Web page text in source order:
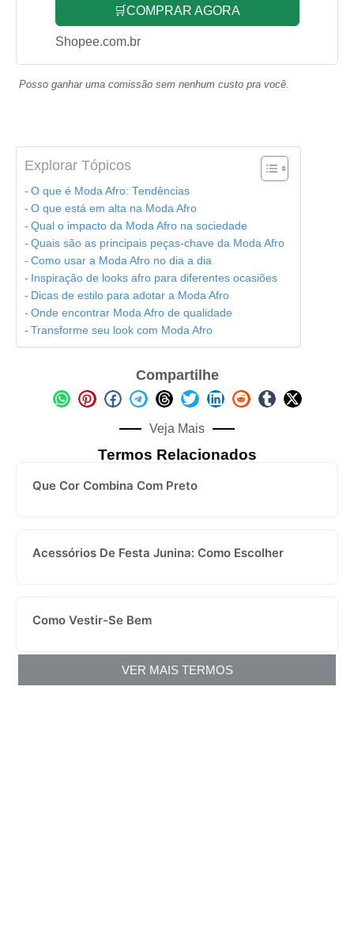
🛒COMPRAR AGORA
Shopee.com.br
Posso ganhar uma comissão sem nenhum custo pra você.
Explorar Tópicos
O que é Moda Afro: Tendências
O que está em alta na Moda Afro
Qual o impacto da Moda Afro na sociedade
Quais são as principais peças-chave da Moda Afro
Como usar a Moda Afro no dia a dia
Inspiração de looks afro para diferentes ocasiões
Dicas de estilo para adotar a Moda Afro
Onde encontrar Moda Afro de qualidade
Transforme seu look com Moda Afro
Compartilhe
Veja Mais
Termos Relacionados
Que Cor Combina Com Preto
Acessórios De Festa Junina: Como Escolher
Como Vestir-Se Bem
VER MAIS TERMOS